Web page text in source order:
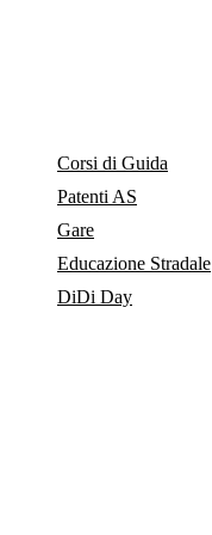
Corsi di Guida
Patenti AS
Gare
Educazione Stradale
DiDi Day